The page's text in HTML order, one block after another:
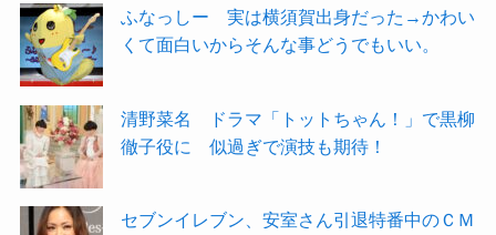
ふなっしー 実は横須賀出身だった→かわい
くて面白いからそんな事どうでもいい。
清野菜名 ドラマ「トットちゃん！」で黒柳
徹子役に 似過ぎで演技も期待！
セブンイレブン、安室さん引退特番中のＣＭ